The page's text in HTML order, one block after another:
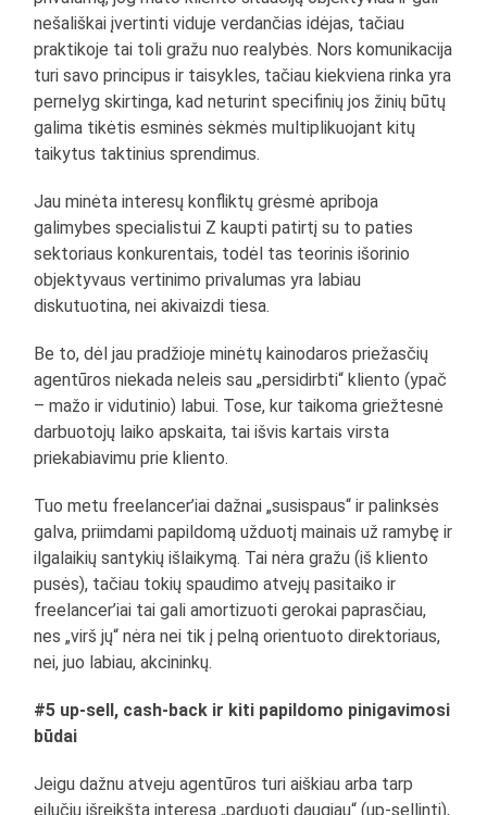
nešališkai įvertinti viduje verdančias idėjas, tačiau
praktikoje tai toli gražu nuo realybės. Nors komunikacija
turi savo principus ir taisykles, tačiau kiekviena rinka yra
pernelyg skirtinga, kad neturint specifinių jos žinių būtų
galima tikėtis esminės sėkmės multiplikuojant kitų
taikytus taktinius sprendimus.
Jau minėta interesų konfliktų grėsmė apriboja
galimybes specialistui Z kaupti patirtį su to paties
sektoriaus konkurentais, todėl tas teorinis išorinio
objektyvaus vertinimo privalumas yra labiau
diskutuotina, nei akivaizdi tiesa.
Be to, dėl jau pradžioje minėtų kainodaros priežasčių
agentūros niekada neleis sau „persidirbti“ kliento (ypač
– mažo ir vidutinio) labui. Tose, kur taikoma griežtesnė
darbuotojų laiko apskaita, tai išvis kartais virsta
priekabiavimu prie kliento.
Tuo metu freelancer’iai dažnai „susispaus“ ir palinksės
galva, priimdami papildomą užduotį mainais už ramybę ir
ilgalaikių santykių išlaikymą. Tai nėra gražu (iš kliento
pusės), tačiau tokių spaudimo atvejų pasitaiko ir
freelancer’iai tai gali amortizuoti gerokai paprasčiau,
nes „virš jų“ nėra nei tik į pelną orientuoto direktoriaus,
nei, juo labiau, akcininkų.
#5 up-sell, cash-back ir kiti papildomo pinigavimosi
būdai
Jeigu dažnu atveju agentūros turi aiškiau arba tarp
eilučių išreikštą interesą „parduoti daugiau“ (up-sellinti),